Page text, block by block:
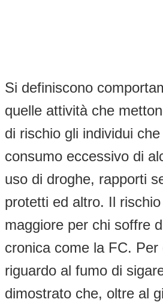
Si definiscono
quelle attività che
di rischio gli individui
consumo eccessivo di
uso di droghe, rapporti
protetti ed altro. Il
maggiore per chi soffre
cronica come la FC. Per
riguardo al fumo di
dimostrato che, oltre al